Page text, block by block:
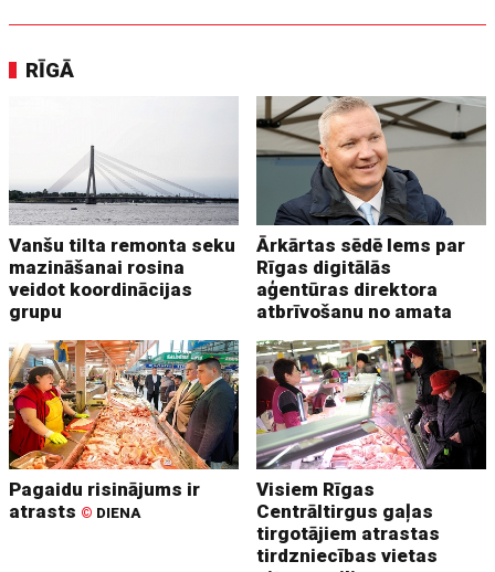
RĪGĀ
Vanšu tilta remonta seku
mazināšanai rosina
veidot koordinācijas
grupu
Ārkārtas sēdē lems par
Rīgas digitālās
aģentūras direktora
atbrīvošanu no amata
Pagaidu risinājums ir
atrasts © DIENA
Visiem Rīgas
Centrāltirgus gaļas
tirgotājiem atrastas
tirdzniecības vietas